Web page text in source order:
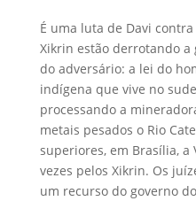
É uma luta de Davi
Xikrin estão derrotando a
do adversário: a lei do
indígena que vive no
processando a
metais pesados o Rio
superiores, em Brasília,
vezes pelos Xikrin. Os
um recurso do governo